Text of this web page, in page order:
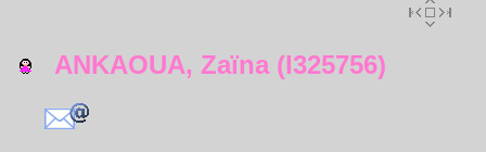
ANKAOUA, Zaïna (I325756)